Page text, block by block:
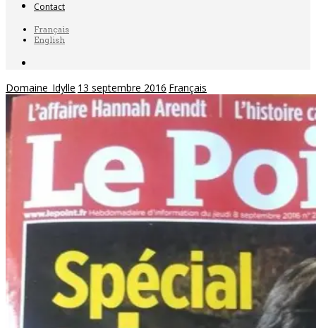
Contact
Français
English
Domaine_Idylle 13 septembre 2016 Français